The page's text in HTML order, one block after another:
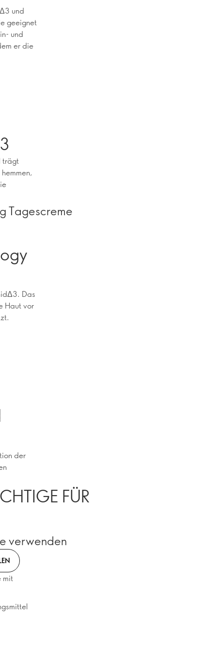
und
geeignet
und
er die
trägt
Tagescreme
Das
Haut vor
der
FÜR
verwenden
mit